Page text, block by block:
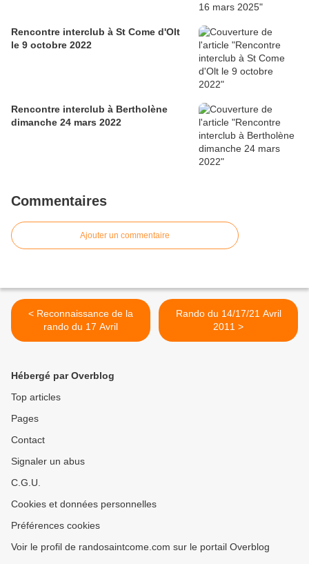
Rencontre interclub à St Come d'Olt
le 9 octobre 2022
Rencontre interclub à Bertholène
dimanche 24 mars 2022
Commentaires
Ajouter un commentaire
< Reconnaissance de la
rando du 17 Avril
Rando du 14/17/21 Avril
2011 >
Hébergé par Overblog
Top articles
Pages
Contact
Signaler un abus
C.G.U.
Cookies et données personnelles
Préférences cookies
Voir le profil de randosaintcome.com sur le portail Overblog